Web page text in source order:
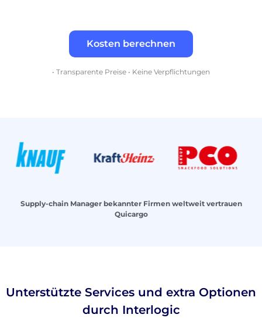
Kosten berechnen
• Transparente Preise • Keine Verpflichtungen
Supply-chain Manager bekannter Firmen weltweit vertrauen
Quicargo
Unterstützte Services und extra Optionen
durch Interlogic